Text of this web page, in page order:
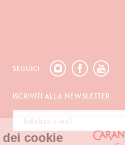
Gestione dei cookie
SEGUICI
ISCRIVITI ALLA NEWSLETTER